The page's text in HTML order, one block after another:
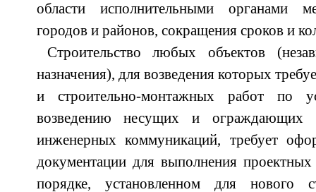
области исполнительными органами
городов и районов, сокращения сроков и
Строительство любых объектов
назначения), для возведения которых
и строительно-монтажных работ по
возведению несущих и ограждающих
инженерных коммуникаций, требует
документации для выполнения
порядке, установленном для нового